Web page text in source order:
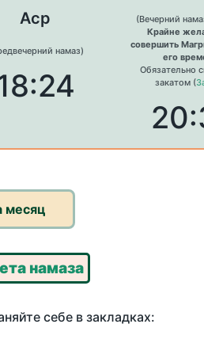
Аср
намаз)
(Вечерний
Крайне
совершить
его
Обязательно
закатом (
месяц
намаза
себе в закладках: